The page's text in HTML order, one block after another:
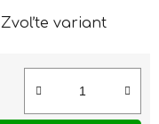
Zvoľte variant